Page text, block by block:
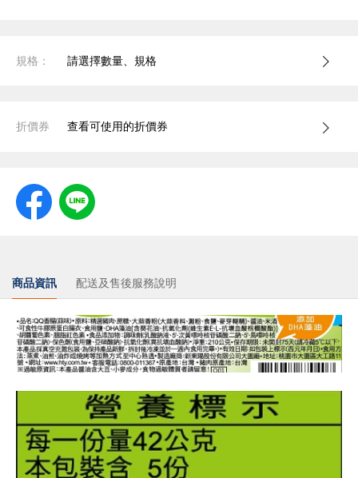
規格： 請選擇數量、規格
折價券 查看可使用的折價券
商品資訊 配送及售後服務說明